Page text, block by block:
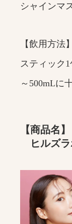
シャイ
【飲用方法
スティック
～500mLに
【商品名
ヒルズラ